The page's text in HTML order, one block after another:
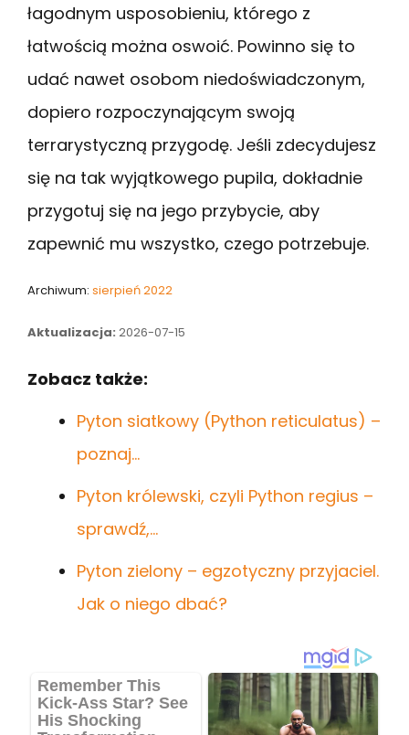
łagodnym usposobieniu, którego z
łatwością można oswoić. Powinno się to
udać nawet osobom niedoświadczonym,
dopiero rozpoczynającym swoją
terrarystyczną przygodę. Jeśli zdecydujesz
się na tak wyjątkowego pupila, dokładnie
przygotuj się na jego przybycie, aby
zapewnić mu wszystko, czego potrzebuje.
Archiwum: sierpień 2022
Aktualizacja: 2026-07-15
Zobacz także:
Pyton siatkowy (Python reticulatus) –
poznaj…
Pyton królewski, czyli Python regius –
sprawdź,…
Pyton zielony – egzotyczny przyjaciel.
Jak o niego dbać?